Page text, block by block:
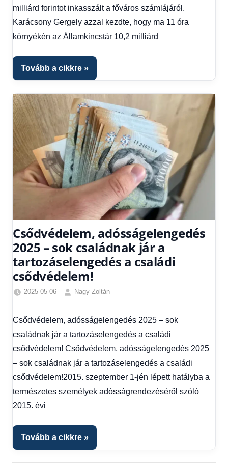
Hírek
kézből ,
Hitel
milliárd forintot inkasszált a főváros számlájáról.
Karácsony Gergely azzal kezdte, hogy ma 11 óra
környékén az Államkincstár 10,2 milliárd
Tovább a cikkre
Csődvédelem, adósságelengedés
2025 – sok családnak jár a
tartozáselengedés a családi
csődvédelem!
2025-05-06
Nagy Zoltán
hírek,
Gazdaság,
Hírek,
Hírek
kézből ,
Hitel
Csődvédelem, adósságelengedés 2025 – sok
családnak jár a tartozáselengedés a családi
csődvédelem! Csődvédelem, adósságelengedés 2025
– sok családnak jár a tartozáselengedés a családi
csődvédelem!2015. szeptember 1-jén lépett hatályba a
természetes személyek adósságrendezéséről szóló
2015. évi
Tovább a cikkre